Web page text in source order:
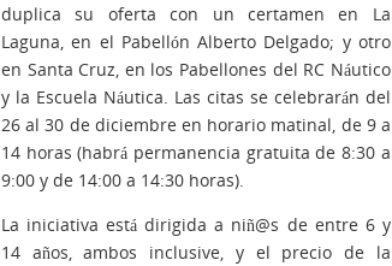
duplica su oferta con un certamen en La
Laguna, en el Pabellón Alberto Delgado; y otro
en Santa Cruz, en los Pabellones del RC Náutico
y la Escuela Náutica. Las citas se celebrarán del
26 al 30 de diciembre en horario matinal, de 9 a
14 horas (habrá permanencia gratuita de 8:30 a
9:00 y de 14:00 a 14:30 horas).
La iniciativa está dirigida a niñ@s de entre 6 y
14 años, ambos inclusive, y el precio de la